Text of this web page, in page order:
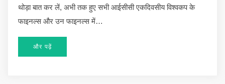
थोड़ा बात कर लें, अभी तक हुए सभी आईसीसी एकदिवसीय विश्वकप के
फाइनल्स और उन फाइनल्स में…
और पढ़ें